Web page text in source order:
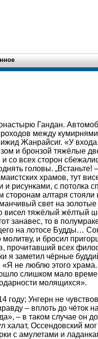
Гандан.
между
Жанрайсиг. «У
и бронзой тяжёлые
со всех сторон
головы. „Встаньте!
храмов, тут
рисунками, с потолка
алтаря стояли
свет на
висел тяжёлый жёлтый
занавес, то в
на лотосе Будды…
молитву, и бросил
прочитавший всех
я заметил чёрные
«Я не люблю этого
слишком мало
молящихся».
Унгерн не
– вплоть до чёток
– в таком случае он
халат, Оссендовский
с амулетами и